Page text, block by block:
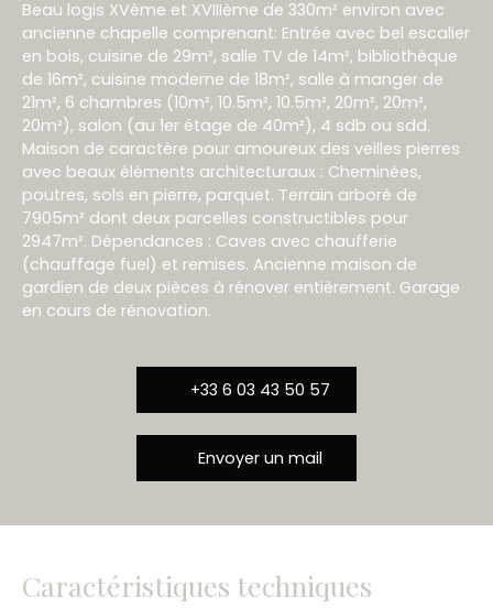
Beau logis XVème et XVIIIème de 330m² environ avec
ancienne chapelle comprenant: Entrée avec bel escalier
en bois, cuisine de 29m², salle TV de 14m², bibliothèque
de 16m², cuisine moderne de 18m², salle à manger de
21m², 6 chambres (10m², 10.5m², 10.5m², 20m², 20m²,
20m²), salon (au 1er étage de 40m²), 4 sdb ou sdd.
Maison de caractère pour amoureux des veilles pierres
avec beaux éléments architecturaux : Cheminées,
poutres, sols en pierre, parquet. Terrain arboré de
7905m² dont deux parcelles constructibles pour
2947m². Dépendances : Caves avec chaufferie
(chauffage fuel) et remises. Ancienne maison de
gardien de deux pièces à rénover entièrement. Garage
en cours de rénovation.
+33 6 03 43 50 57
Envoyer un mail
Caractéristiques techniques